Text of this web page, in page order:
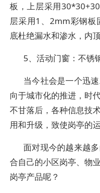
板，上层采用
层采用1、2mm彩钢板
底杜绝漏水和渗水，内
5、活动门窗：不锈
当今社会是一个迅
向于城市化的推进，时
不甘落后，各种信息技
用和升级，致使岗亭的
面对现今的越来越
合自己的小区岗亭、物
岗亭产品呢？